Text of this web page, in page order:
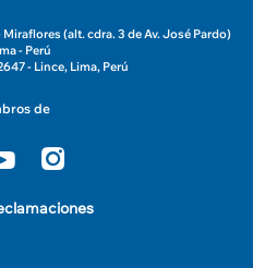
(alt. cdra. 3 de Av. José Pardo)
- Perú
- Lince, Lima, Perú
de